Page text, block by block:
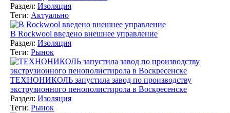
Раздел: Изоляция
Теги: Актуально
В Rockwool введено внешнее управление
Раздел: Изоляция
Теги: Рынок
ТЕХНОНИКОЛЬ запустила завод по производству
экструзионного пенополистирола в Воскресенске
Раздел: Изоляция
Теги: Рынок